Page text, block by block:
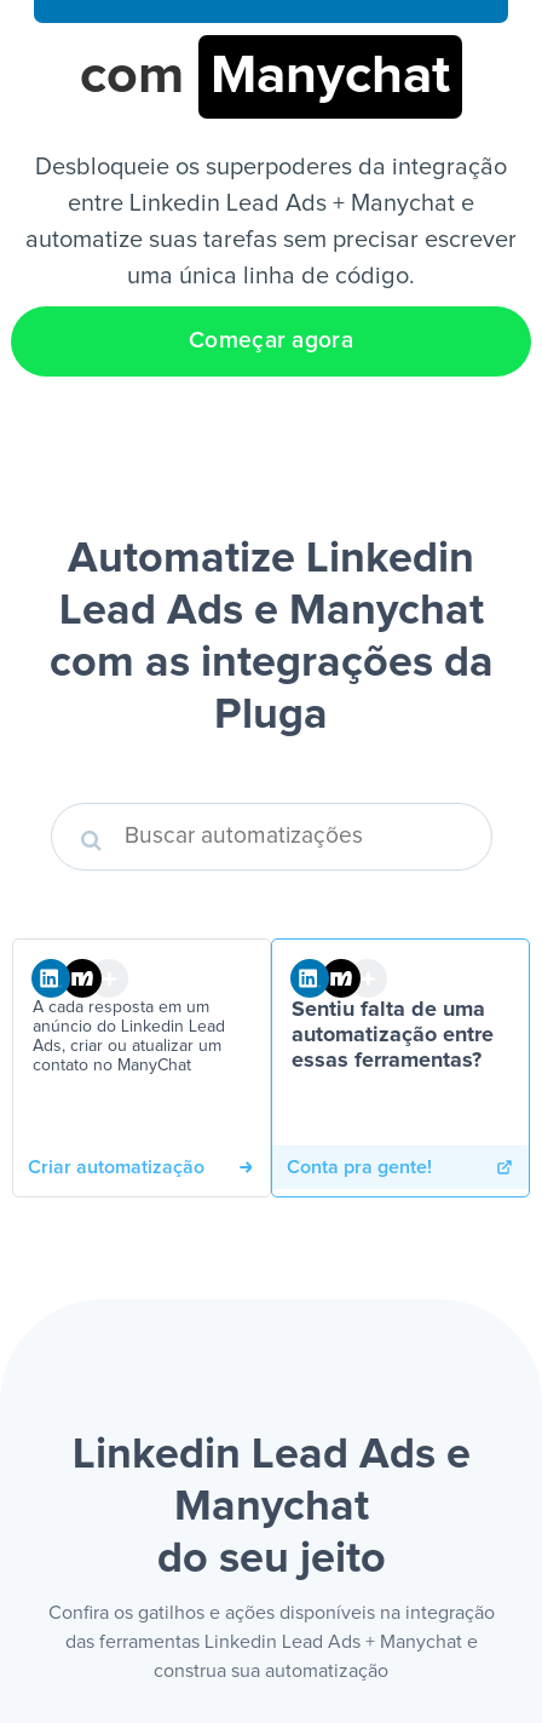
PT
com
Manychat
Desbloqueie os superpoderes da integração
entre Linkedin Lead Ads + Manychat e
automatize suas tarefas sem precisar escrever
uma única linha de código.
Começar agora
Automatize Linkedin
Lead Ads e Manychat
com as integrações da
Pluga
A cada resposta em um
anúncio do Linkedin Lead
Ads, criar ou atualizar um
contato no ManyChat
Criar automatização
Sentiu falta de uma
automatização entre
essas ferramentas?
Conta pra gente!
Linkedin Lead Ads e
Manychat
do seu jeito
Confira os gatilhos e ações disponíveis na integração
das ferramentas Linkedin Lead Ads + Manychat e
construa sua automatização